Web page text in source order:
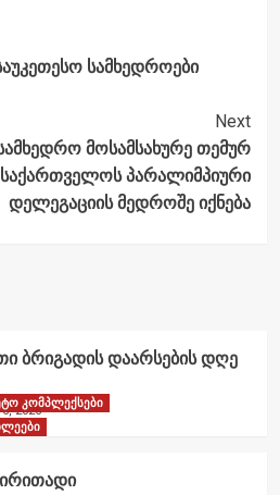
სამხედროები
Next
მოსამსახურე თემურ
პარალიმპიური
დელეგაციის მედროშე იქნება
ბრიგადის დაარსების დღე
2026
კომპლექსები